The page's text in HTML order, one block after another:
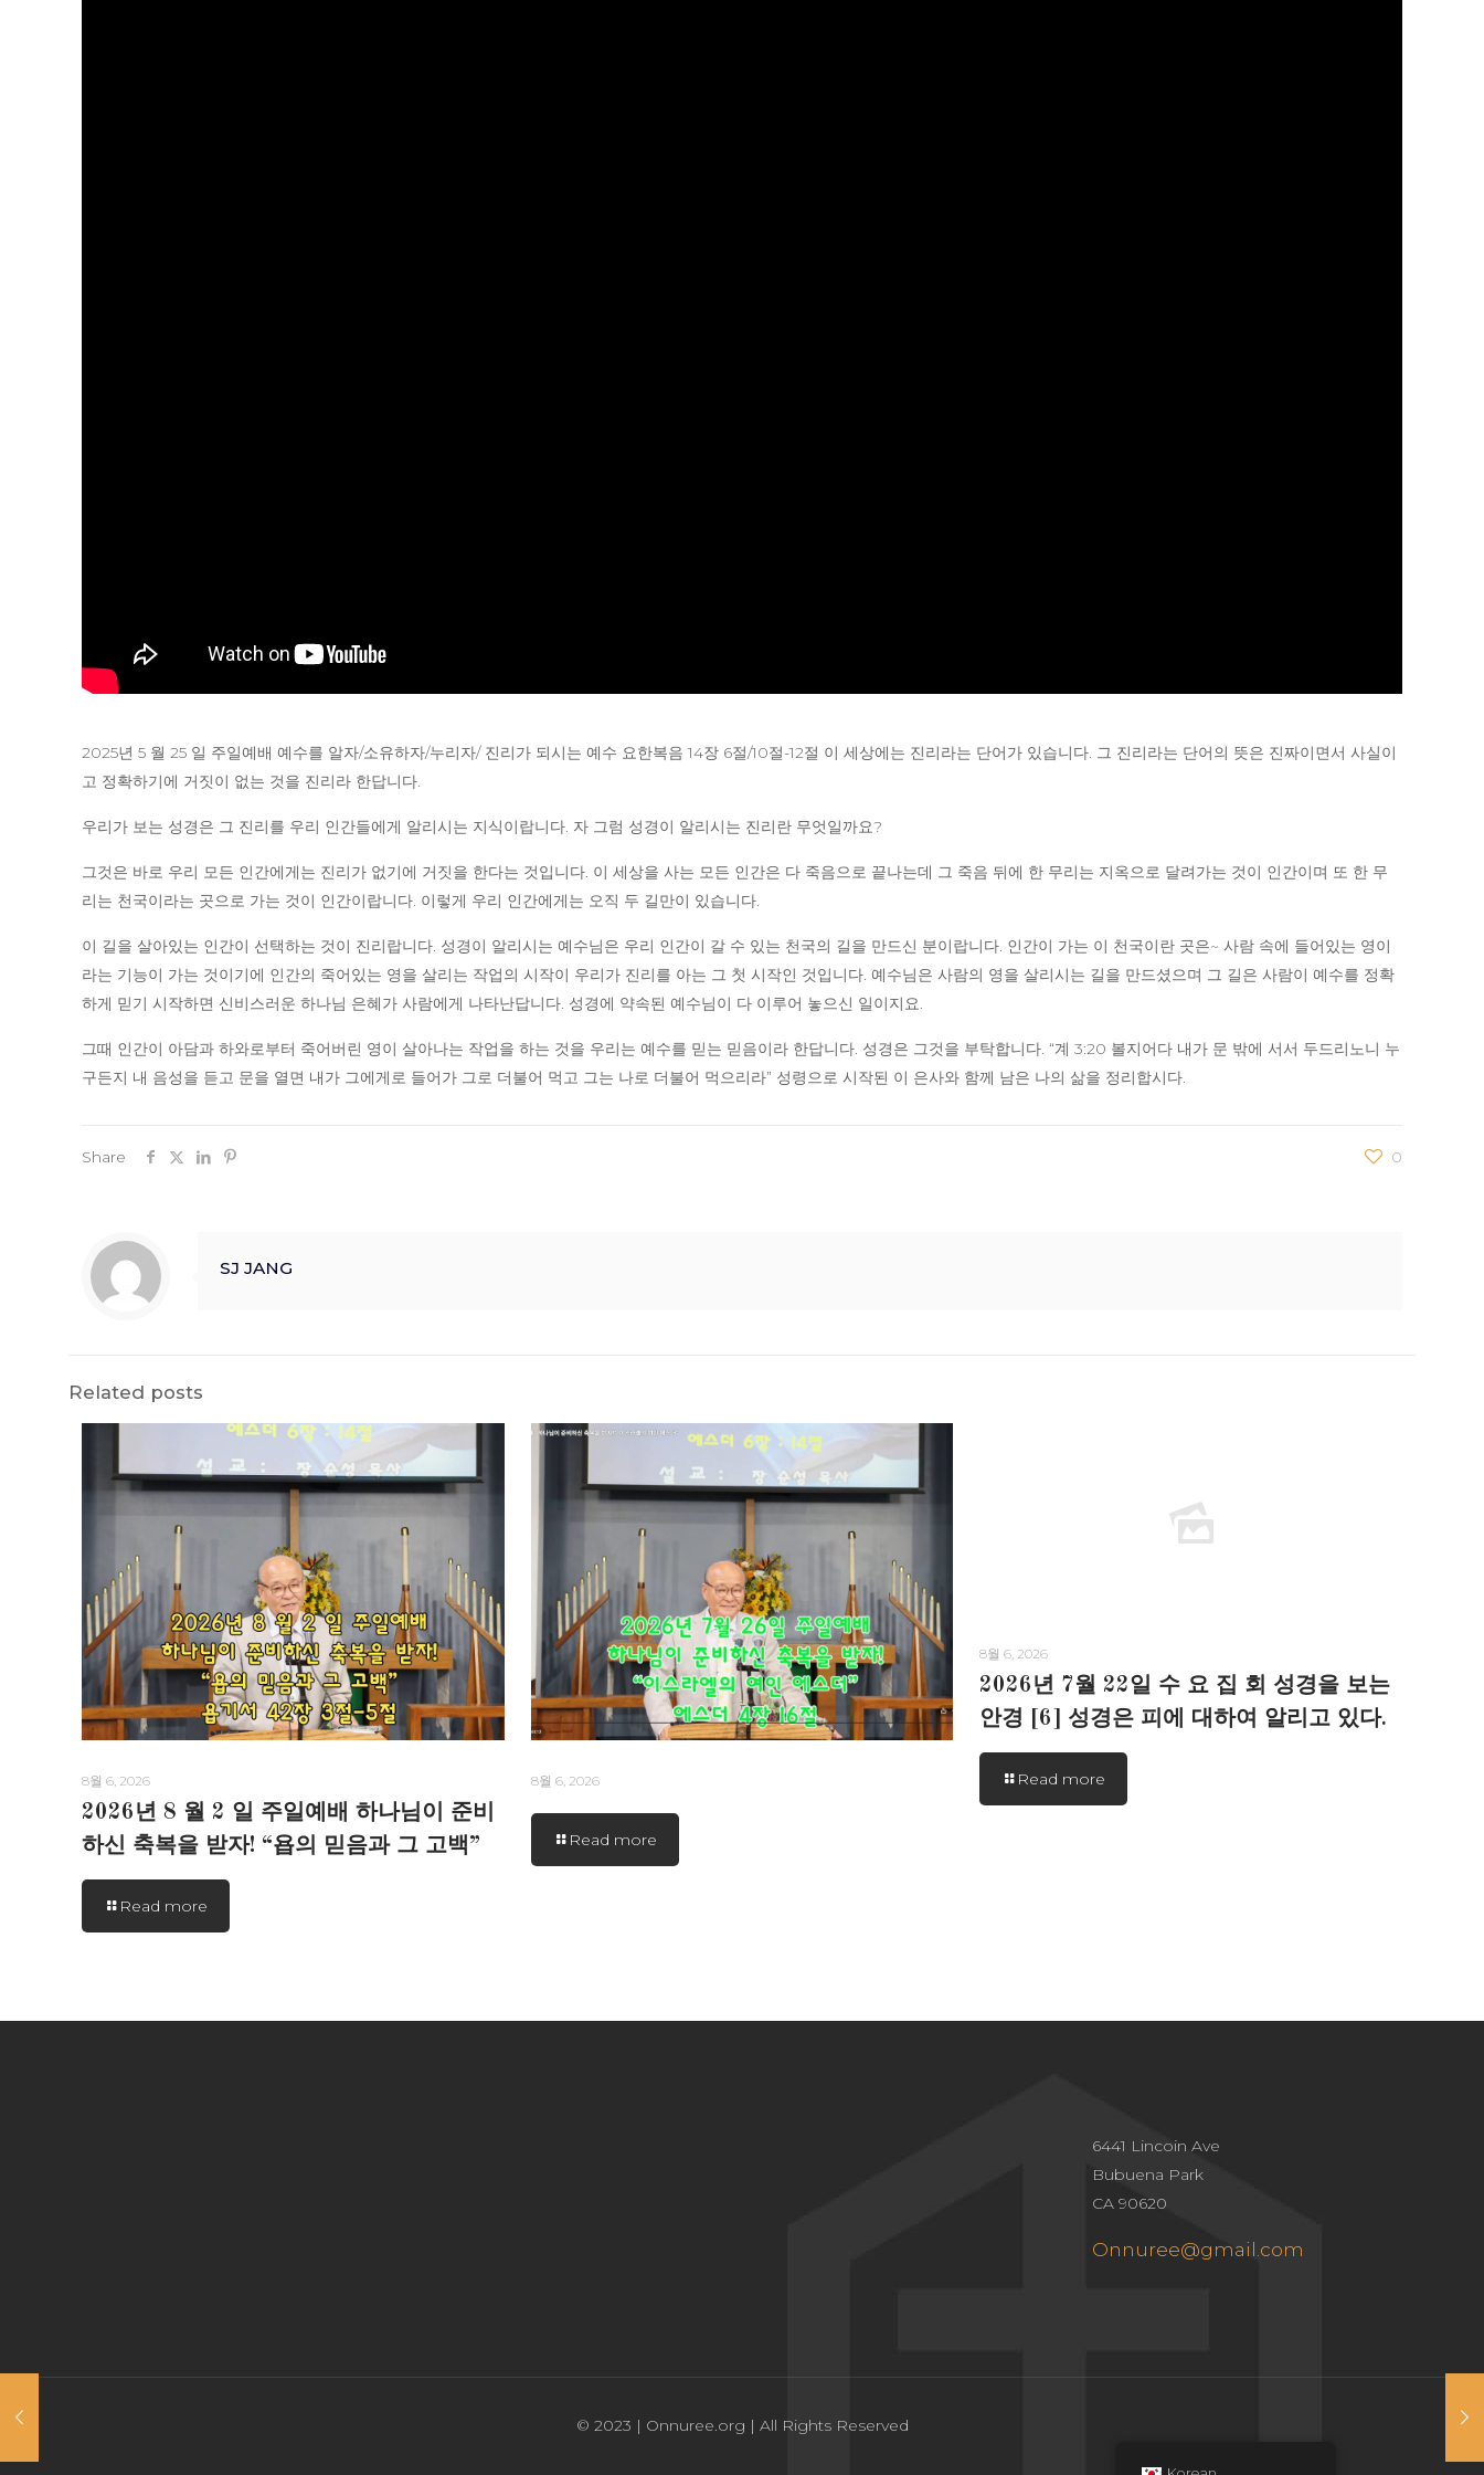
2025년 5 월 25 일 주일예배 예수를 알자/소유하자/누리자/ 진리가 되시는 예수 요한복음 14장 6절/10절-12절 이 세상에는 진리라는 단어가 있습니다. 그 진리라는 단어의 뜻은 진짜이면서 사실이
고 정확하기에 거짓이 없는 것을 진리라 한답니다.
우리가 보는 성경은 그 진리를 우리 인간들에게 알리시는 지식이랍니다. 자 그럼 성경이 알리시는 진리란 무엇일까요?
그것은 바로 우리 모든 인간에게는 진리가 없기에 거짓을 한다는 것입니다. 이 세상을 사는 모든 인간은 다 죽음으로 끝나는데 그 죽음 뒤에 한 무리는 지옥으로 달려가는 것이 인간이며 또 한 무
리는 천국이라는 곳으로 가는 것이 인간이랍니다. 이렇게 우리 인간에게는 오직 두 길만이 있습니다.
이 길을 살아있는 인간이 선택하는 것이 진리랍니다. 성경이 알리시는 예수님은 우리 인간이 갈 수 있는 천국의 길을 만드신 분이랍니다. 인간이 가는 이 천국이란 곳은~ 사람 속에 들어있는 영이
라는 기능이 가는 것이기에 인간의 죽어있는 영을 살리는 작업의 시작이 우리가 진리를 아는 그 첫 시작인 것입니다. 예수님은 사람의 영을 살리시는 길을 만드셨으며 그 길은 사람이 예수를 정확
하게 믿기 시작하면 신비스러운 하나님 은혜가 사람에게 나타난답니다. 성경에 약속된 예수님이 다 이루어 놓으신 일이지요.
그때 인간이 아담과 하와로부터 죽어버린 영이 살아나는 작업을 하는 것을 우리는 예수를 믿는 믿음이라 한답니다. 성경은 그것을 부탁합니다. “계 3:20 볼지어다 내가 문 밖에 서서 두드리노니 누
구든지 내 음성을 듣고 문을 열면 내가 그에게로 들어가 그로 더불어 먹고 그는 나로 더불어 먹으리라” 성령으로 시작된 이 은사와 함께 남은 나의 삶을 정리합시다.
Share 0
SJ JANG
Related posts
8월 6, 2026
2026년 8 월 2 일 주일예배 하나님이 준비
하신 축복을 받자! “욥의 믿음과 그 고백”
Read more
8월 6, 2026
Read more
8월 6, 2026
2026년 7월 22일 수 요 집 회 성경을 보는
안경 [6] 성경은 피에 대하여 알리고 있다.
Read more
6441 Lincoin Ave
Bubuena Park
CA 90620
Onnuree@gmail.com
© 2023 | Onnuree.org | All Rights Reserved